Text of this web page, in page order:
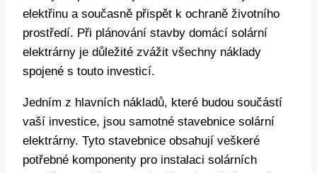
elektřinu a současně přispět k ochraně životního
prostředí. Při plánování stavby domácí solární
elektrárny je důležité zvážit všechny náklady
spojené s touto investicí.
Jedním z hlavních nákladů, které budou součástí
vaší investice, jsou samotné stavebnice solární
elektrárny. Tyto stavebnice obsahují veškeré
potřebné komponenty pro instalaci solárních